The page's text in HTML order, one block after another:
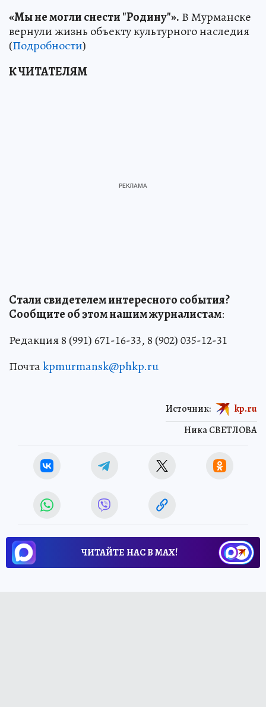
«Мы не могли снести "Родину"». В Мурманске
вернули жизнь объекту культурного наследия
(Подробности)
К ЧИТАТЕЛЯМ
Стали свидетелем интересного события?
Сообщите об этом нашим журналистам:
Редакция 8 (991) 671-16-33, 8 (902) 035-12-31
Почтаkpmurmansk@phkp.ru
Ника СВЕТЛОВА
Источник: kp.ru
ЧИТАЙТЕ НАС В МАХ!